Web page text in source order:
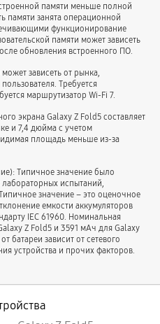
памяти меньше полной
памяти занята операционной
функционирование
памяти может зависеть
обновления встроенного ПО.
зависеть от рынка,
Требуется
маршрутизатор Wi-Fi 7.
экрана Galaxy Z Fold5 составляет
и 7,4 дюйма с учетом
площадь меньше из-за
Типичное значение было
испытаний,
значение – это оценочное
емкости аккумуляторов
IEC 61960. Номинальная
Z Fold5 и 3591 мАч для Galaxy
батареи зависит от сетевого
устройства и прочих факторов.